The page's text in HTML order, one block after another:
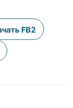
FB2